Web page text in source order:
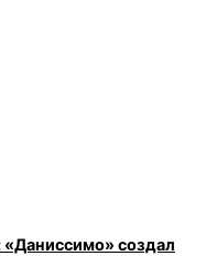
«Даниссимо» создал